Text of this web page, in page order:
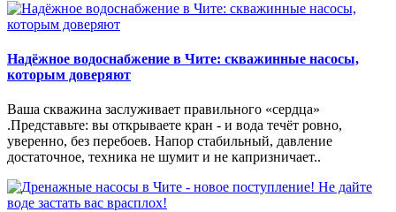
Надёжное водоснабжение в Чите: скважинные насосы,
которым доверяют
Ваша скважина заслуживает правильного «сердца»
.Представьте: вы открываете кран - и вода течёт ровно,
уверенно, без перебоев. Напор стабильный, давление
достаточное, техника не шумит и не капризничает..